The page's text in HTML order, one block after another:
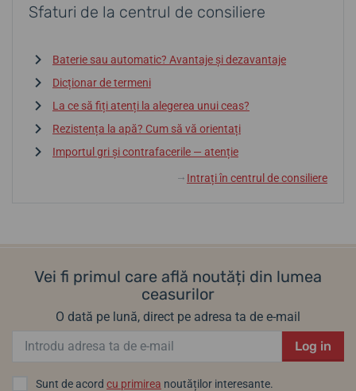
Sfaturi de la centrul de consiliere
Baterie sau automatic? Avantaje și dezavantaje
Dicționar de termeni
La ce să fiți atenți la alegerea unui ceas?
Rezistența la apă? Cum să vă orientați
Importul gri și contrafacerile — atenție
↓ Intrați în centrul de consiliere
Vei fi primul care află noutăți din lumea
ceasurilor
O dată pe lună, direct pe adresa ta de e-mail
Log in
Sunt de acord cu primirea noutăților interesante.